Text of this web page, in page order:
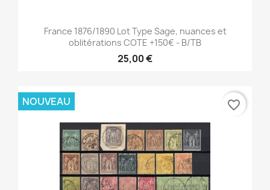
France 1876/1890 Lot Type Sage, nuances et
oblitérations COTE +150€ - B/TB
25,00 €
NOUVEAU favorite_border